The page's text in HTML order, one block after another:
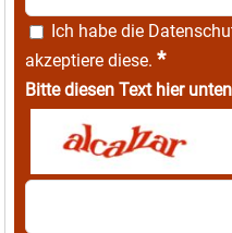
Ich habe die
akzeptiere diese. *
Bitte diesen Text hier